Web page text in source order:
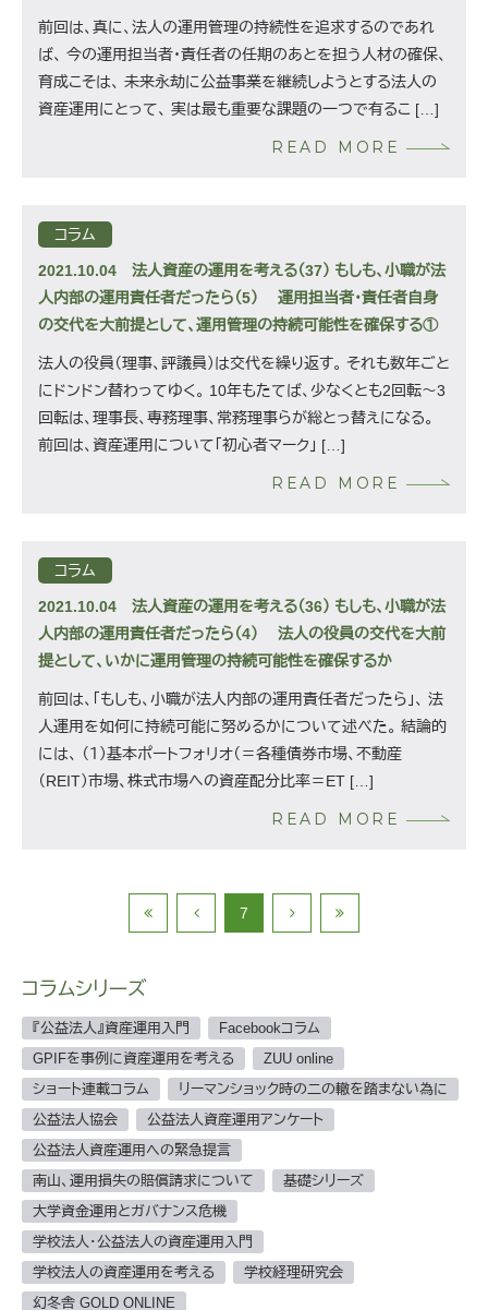
前回は、真に、法人の運用管理の持続性を追求するのであれ
ば、 今の運用担当者・責任者の任期のあとを担う人材の確保、
育成こそは、 未来永劫に公益事業を継続しようとする法人の
資産運用にとって、 実は最も重要な課題の一つで有るこ […]
READ MORE
コラム
2021.10.04 法人資産の運用を考える（37） もしも、小職が法
人内部の運用責任者だったら（5） 運用担当者・責任者自身
の交代を大前提として、運用管理の持続可能性を確保する①
法人の役員（理事、評議員）は交代を繰り返す。 それも数年ごと
にドンドン替わってゆく。 10年もたてば、少なくとも2回転～3
回転は、理事長、専務理事、常務理事らが総とっ替えになる。
前回は、資産運用について「初心者マーク」 […]
READ MORE
コラム
2021.10.04 法人資産の運用を考える（36） もしも、小職が法
人内部の運用責任者だったら（4） 法人の役員の交代を大前
提として、いかに運用管理の持続可能性を確保するか
前回は、「もしも、小職が法人内部の運用責任者だったら」、 法
人運用を如何に持続可能に努めるかについて述べた。 結論的
には、 （１）基本ポートフォリオ（＝各種債券市場、不動産
（REIT）市場、株式市場への資産配分比率＝ET […]
READ MORE
7
コラムシリーズ
『公益法人』資産運用入門
Facebookコラム
GPIFを事例に資産運用を考える
ZUU online
ショート連載コラム
リーマンショック時の二の轍を踏まない為に
公益法人協会
公益法人資産運用アンケート
公益法人資産運用への緊急提言
南山、運用損失の賠償請求について
基礎シリーズ
大学資金運用とガバナンス危機
学校法人・公益法人の資産運用入門
学校法人の資産運用を考える
学校経理研究会
幻冬舎 GOLD ONLINE